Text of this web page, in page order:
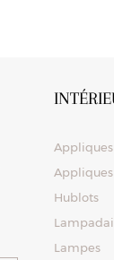
Appliques
Hublots
Lampes